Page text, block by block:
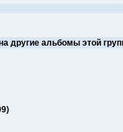
другие альбомы этой